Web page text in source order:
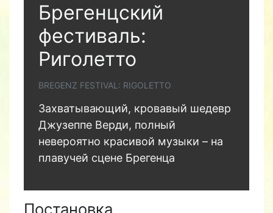
Брегенцский
фестиваль:
Риголетто
BREGENZ FESTIVAL: RIGOLETTO
Захватывающий, кровавый шедевр
Джузеппе Верди, полный
невероятно красивой музыки – на
плавучей сцене Брегенца
Постановка